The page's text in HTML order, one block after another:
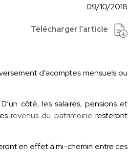
09/10/2018
Télécharger l'article
d’acomptes mensuels ou
côté, les salaires, pensions et
revenus du patrimoine resteront
en effet à mi-chemin entre ces